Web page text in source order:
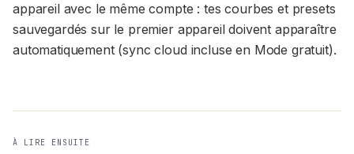
appareil avec le même compte : tes courbes et presets
sauvegardés sur le premier appareil doivent apparaître
automatiquement (sync cloud incluse en Mode gratuit).
À LIRE ENSUITE